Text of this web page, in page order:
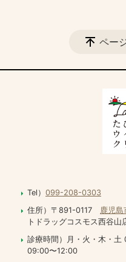
ペー
Tel） 099-208-0303
住所）〒891-0117 鹿児島
トドラッグコスモス西谷山
診療時間）月・火・木・
09:00〜12:00